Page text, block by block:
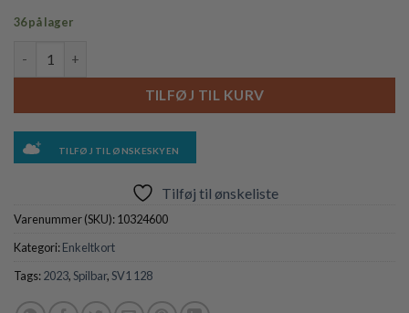
36 på lager
TILFØJ TIL KURV
TILFØJ TIL ØNSKESKYEN
Tilføj til ønskeliste
Varenummer (SKU):10324600
Kategori:Enkeltkort
Tags:2023,Spilbar,SV1 128